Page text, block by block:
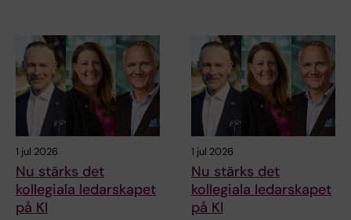
1 jul 2026
Nu stärks det
kollegiala ledarskapet
på KI
1 jul 2026
Nu stärks det
kollegiala ledarskapet
på KI